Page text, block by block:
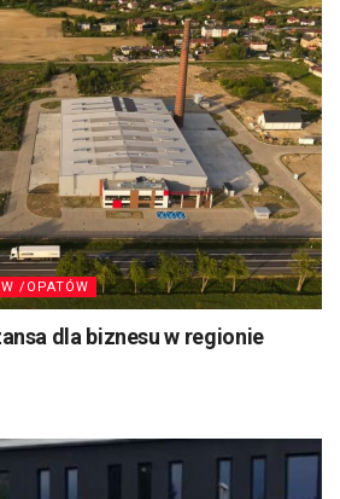
/OPATÓW
dla biznesu w regionie